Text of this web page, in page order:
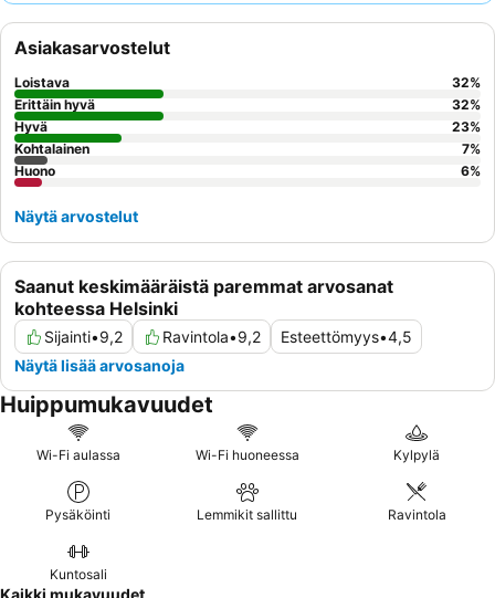
erinomaisia vegaanisia ja gluteenittomia vaihtoehtoja, sekä
avuliasta ja ystävällistä henkilökuntaa. Rauhallisempaa
kokemusta varten asiakkaiden tulisi pyytää huoneita ylemmistä
kerroksista tai sisäpihalle päin olevia huoneita.
Saanut keskimääräistä paremmat arvosanat
kohteessa Helsinki
Sijainti•9,2 Ravintola•9,2 Esteettömyys•4,5
Näytä lisää arvosanoja
Asiakasarvostelut
Loistava 32%
Erittäin hyvä
32%
Hyvä
23%
Kohtalainen
7%
Huono
6%
Näytä arvostelut
Huippumukavuudet
Wi-Fi aulassa Wi-Fi huoneessa Kylpylä
Pysäköinti Lemmikit sallittu Ravintola
Kuntosali